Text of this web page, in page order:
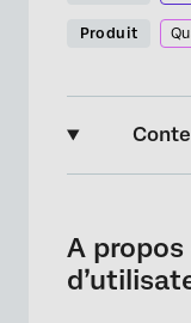
Produit
Ajouter un
Dupliquer un
A